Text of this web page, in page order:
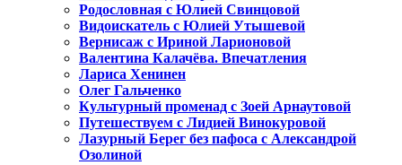
Родословная с Юлией Свинцовой
Видоискатель с Юлией Утышевой
Вернисаж с Ириной Ларионовой
Валентина Калачёва. Впечатления
Лариса Хенинен
Олег Гальченко
Культурный променад с Зоей Арнаутовой
Путешествуем с Лидией Винокуровой
Лазурный Берег без пафоса с Александрой
Озолиной